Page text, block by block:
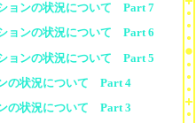
ョンの状況について Part 7
ョンの状況について Part 6
ョンの状況について Part 5
の状況について Part 4
の状況について Part 3